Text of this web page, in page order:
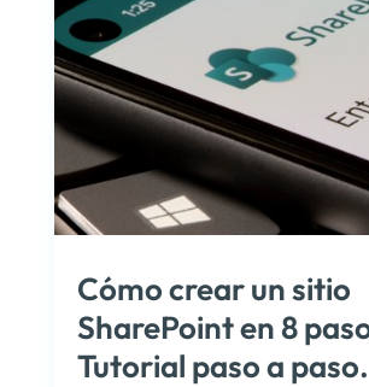
Cómo crear un sitio
SharePoint en 8
Tutorial paso a paso.